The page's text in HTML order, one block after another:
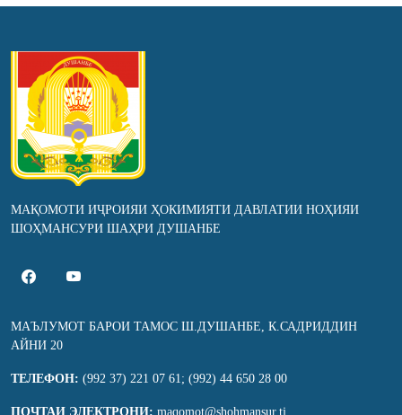
МАҚОМОТИ ИҶРОИЯИ ҲОКИМИЯТИ ДАВЛАТИИ НОҲИЯИ
ШОҲМАНСУРИ ШАҲРИ ДУШАНБЕ
МАЪЛУМОТ БАРОИ ТАМОС Ш.ДУШАНБЕ, К.САДРИДДИН
АЙНИ 20
ТЕЛЕФОН: (992 37) 221 07 61; (992) 44 650 28 00
ПОЧТАИ ЭЛЕКТРОНИ: maqomot@shohmansur.tj